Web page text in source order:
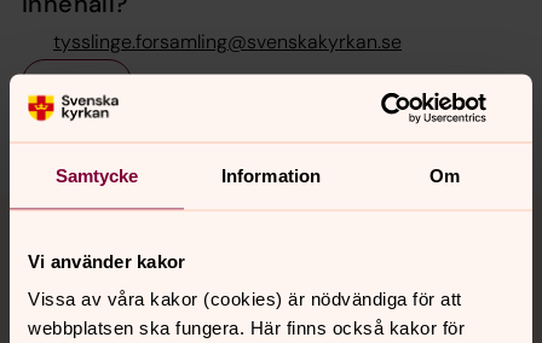
Samtycke Information Om
Vi använder kakor
Vissa av våra kakor (cookies) är nödvändiga för att
webbplatsen ska fungera. Här finns också kakor för
tysslinge.forsamling@svenskakyrkan.se
Dela
Tillbaka till toppen
Tillbaka till innehållet
Kontakt